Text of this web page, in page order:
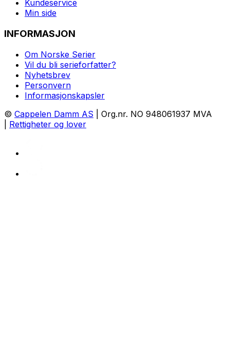
Kundeservice
Min side
INFORMASJON
Om Norske Serier
Vil du bli serieforfatter?
Nyhetsbrev
Personvern
Informasjonskapsler
© Cappelen Damm AS | Org.nr. NO 948061937 MVA
Rettigheter og lover